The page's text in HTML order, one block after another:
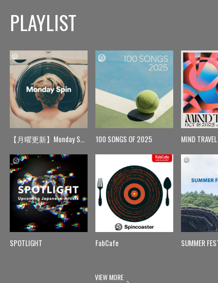
PLAYLIST
【月曜更新】Monday Spin
SPOTLIGHT
100 SONGS OF 2025
FabCafe
MIND TRAVEL
SUMMER
VIEW MORE